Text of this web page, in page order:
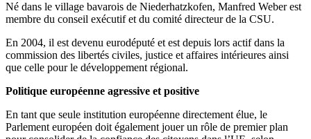
Né dans le village bavarois de Niederhatzkofen, Manfred Weber est
membre du conseil exécutif et du comité directeur de la CSU.
En 2004, il est devenu eurodéputé et est depuis lors actif dans la
commission des libertés civiles, justice et affaires intérieures ainsi
que celle pour le développement régional.
Politique européenne agressive et positive
En tant que seule institution européenne directement élue, le
Parlement européen doit également jouer un rôle de premier plan